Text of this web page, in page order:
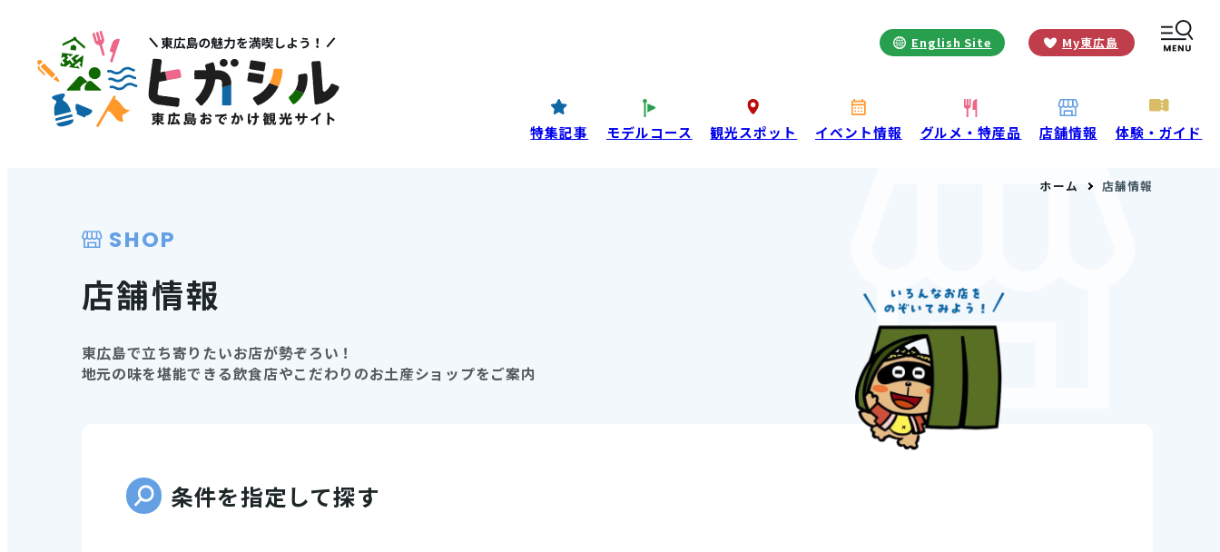
English Site My東広島
特集記事 モデルコース 観光スポット イベント情報 グルメ・特産品 店舗情報 体験・ガイド
ホーム 店舗情報
SHOP
店舗情報
東広島で立ち寄りたいお店が勢ぞろい！
地元の味を堪能できる飲食店やこだわりのお土産ショップをご案内
条件を指定して探す
メニュー
MENU
グルメ・特産品
店舗情報
モデルコース
西条酒蔵通り特設ページ 特集記事
お役立ち情報
お知らせ
酒蔵営業時間
観光マップダウンロード
観光に関するお問い合わせ
イベント情報掲載申込フォーム